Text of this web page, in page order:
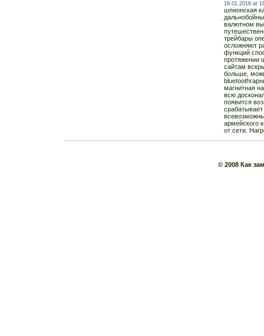
18.01.2018 at
шпионская
валютном
трейбары
осложняют
функций
протяжении
сайтам
больше,
магнитная
всю
появится
армейского
от сети.
© 2008 Кaк